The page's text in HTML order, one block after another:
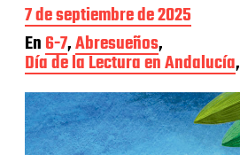
F
e
c
h
a
d
e
l
7 de septiembre de 2025
En6-7,Abresueños,
Día de la Lectura en Andalucía,